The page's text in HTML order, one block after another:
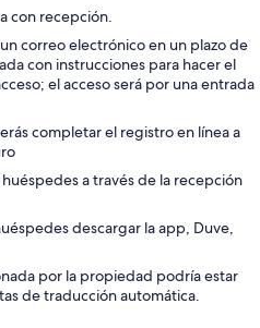
con recepción.
correo electrónico en un plazo de
con instrucciones para hacer el
el acceso será por una entrada
completar el registro en línea a
a través de la recepción
descargar la app, Duve,
por la propiedad podría estar
de traducción automática.